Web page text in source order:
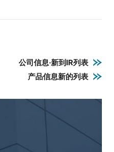
公司信息·新到IR列表
产品信息新的列表